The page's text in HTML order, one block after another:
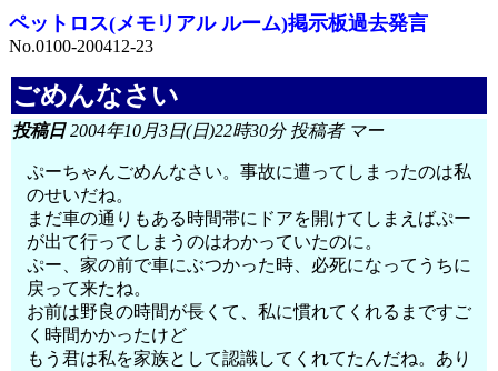
ペットロス(メモリアル ルーム)掲示板過去発言
No.0100-200412-23
ごめんなさい
投稿日2004年10月3日(日)22時30分 投稿者 マー
ぷーちゃんごめんなさい。事故に遭ってしまったのは私
のせいだね。
まだ車の通りもある時間帯にドアを開けてしまえばぷー
が出て行ってしまうのはわかっていたのに。
ぷー、家の前で車にぶつかった時、必死になってうちに
戻って来たね。
お前は野良の時間が長くて、私に慣れてくれるまですご
く時間かかったけど
もう君は私を家族として認識してくれてたんだね。あり